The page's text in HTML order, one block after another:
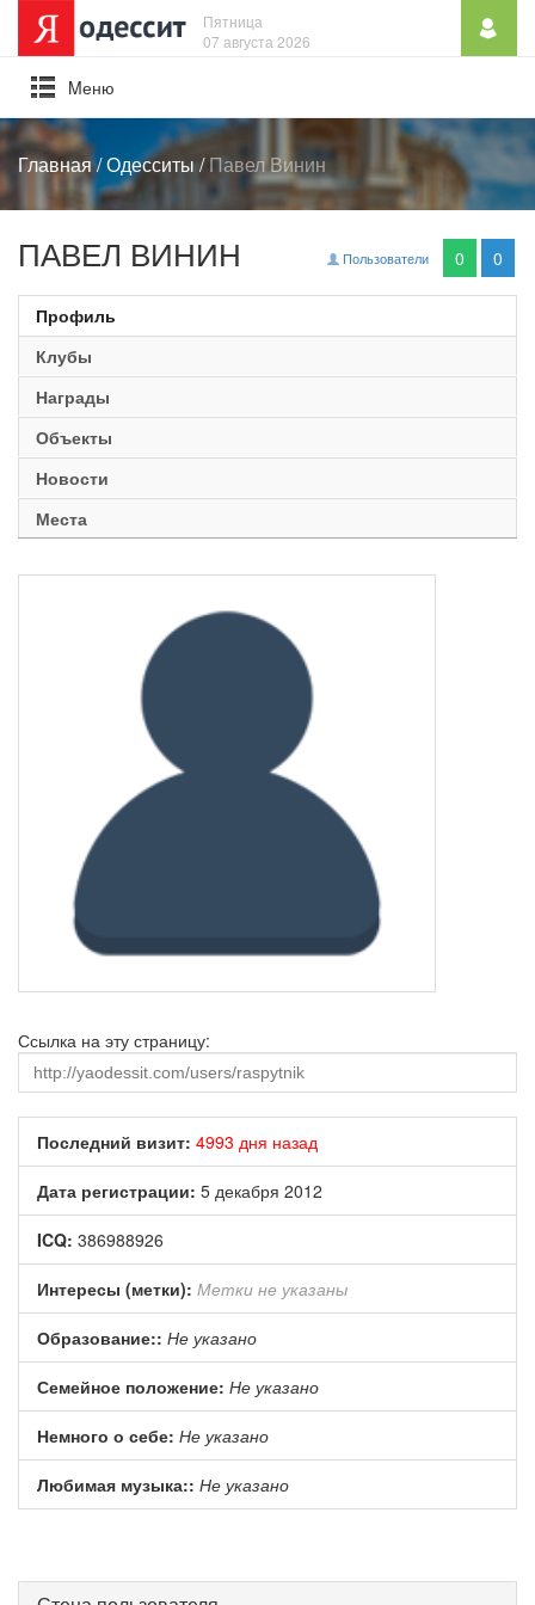
Пятница
07 августа 2026
Mеню
Главная/Одесситы/Павел Винин
Пользователи 0 0
ПАВЕЛ ВИНИН
Профиль
Клубы
Награды
Объекты
Новости
Места
Ссылка на эту страницу:
Последний визит: 4993 дня назад
Дата регистрации: 5 декабря 2012
ICQ: 386988926
Интересы (метки): Метки не указаны
Образование:: Не указано
Семейное положение: Не указано
Немного о себе: Не указано
Любимая музыка:: Не указано